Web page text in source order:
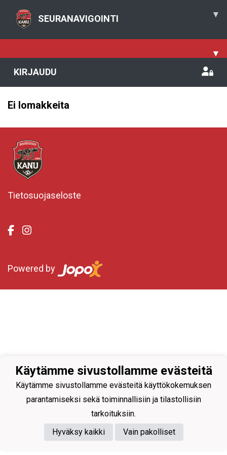
SEURANAVIGOINTI ▾
▾
KIRJAUDU
Ei lomakkeita
Tietosuojaseloste
Powered by
Käytämme sivustollamme evästeitä
Käytämme sivustollamme evästeitä käyttökokemuksen
parantamiseksi sekä toiminnallisiin ja tilastollisiin
tarkoituksiin.
Hyväksy kaikki
Vain pakolliset